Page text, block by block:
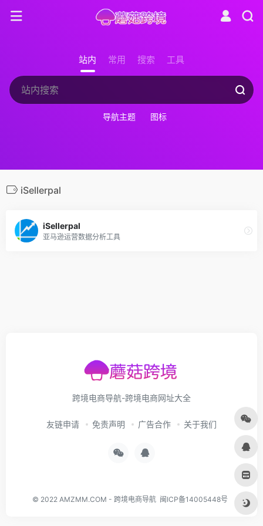
站内 常用 搜索 工具
导航主题 图标
iSellerpal
iSellerpal
亚马逊运营数据分析工具
跨境电商导航-跨境电商网址大全
友链申请 免责声明 广告合作 关于我们
© 2022 AMZMM.COM - 跨境电商导航 闽ICP备14005448号